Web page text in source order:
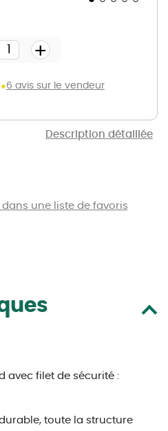
Description détaillée
6 avis sur le vendeur
+
avec filet de sécurité :
toute la structure
une liste de favoris